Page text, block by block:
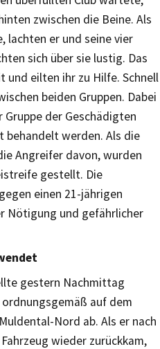
zwischen die Beine. Als
lachten er und seine vier
sich über sie lustig. Das
und eilten ihr zu Hilfe. Schnell
beiden Gruppen. Dabei
der Geschädigten
werden. Als die
Angreifer davon, wurden
gestellt. Die
einen 21-jährigen
Nötigung und gefährlicher
gestern Nachmittag
auf dem
Nord ab. Als er nach
wieder zurückkam,